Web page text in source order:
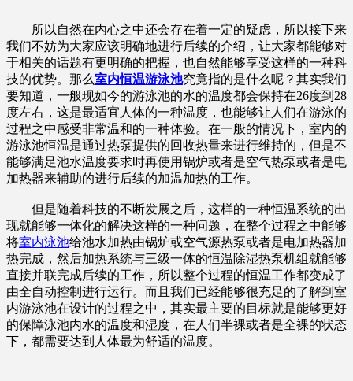
所以自然在内心之中还会存在着一定的疑虑，所以接下来
我们不妨为大家应该明确地进行后续的介绍，让大家都能够对
于相关的话题有更明确的把握，也自然能够享受这样的一种科
技的优势。那么室内恒温游泳池究竟指的是什么呢？其实我们
要知道，一般现如今的游泳池的水的温度都会保持在26度到28
度左右，这是最适宜人体的一种温度，也能够让人们在游泳的
过程之中感受非常温和的一种体验。在一般的情况下，室内的
游泳池恒温是通过热泵提供的回收热量来进行维持的，但是不
能够满足池水温度要求时再使用锅炉或者是空气热泵或者是电
加热器来辅助的进行后续的加温加热的工作。
但是随着科技的不断发展之后，这样的一种恒温系统的出
现就能够一体化的解决这样的一种问题，在整个过程之中能够
将室内泳池给池水加热由锅炉或空气源热泵或者是电加热器加
热完成，然后加热系统与三级一体的恒温除湿热泵机组就能够
直接并联完成后续的工作，所以整个过程的恒温工作都变成了
由全自动控制进行运行。而且我们已经能够很充足的了解到室
内游泳池在设计的过程之中，其实最主要的目标就是能够更好
的保障泳池内水的温度和湿度，在人们半裸或者是全裸的状态
下，都需要达到人体最为舒适的温度。